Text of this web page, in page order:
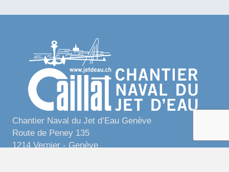
Chantier Naval du Jet d’Eau Genève
Route de Peney 135
1214 Vernier - Genève